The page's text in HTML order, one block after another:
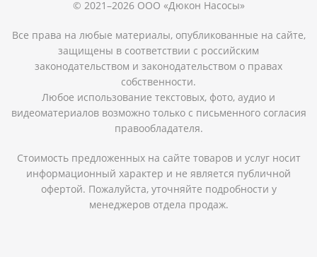
© 2021–2026 ООО «Дюкон Насосы»
Все права на любые материалы, опубликованные на сайте,
защищены в соответствии с российским
законодательством и законодательством о правах
собственности.
Любое использование текстовых, фото, аудио и
видеоматериалов возможно только с письменного согласия
правообладателя.
Стоимость предложенных на сайте товаров и услуг носит
информационный характер и не является публичной
офертой. Пожалуйста, уточняйте подробности у
менеджеров отдела продаж.